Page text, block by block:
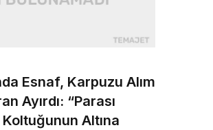
Esnaf, Karpuzu Alım
Ayırdı: “Parası
Altına